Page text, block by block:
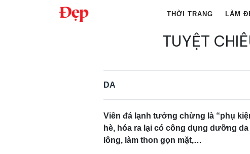
THỜI TRANG LÀM
TUYỆT
DA
Viên đá lạnh tưởng chừng là “phụ
hè, hóa ra lại có công dụng dưỡng
lông, làm thon gọn mặt,…